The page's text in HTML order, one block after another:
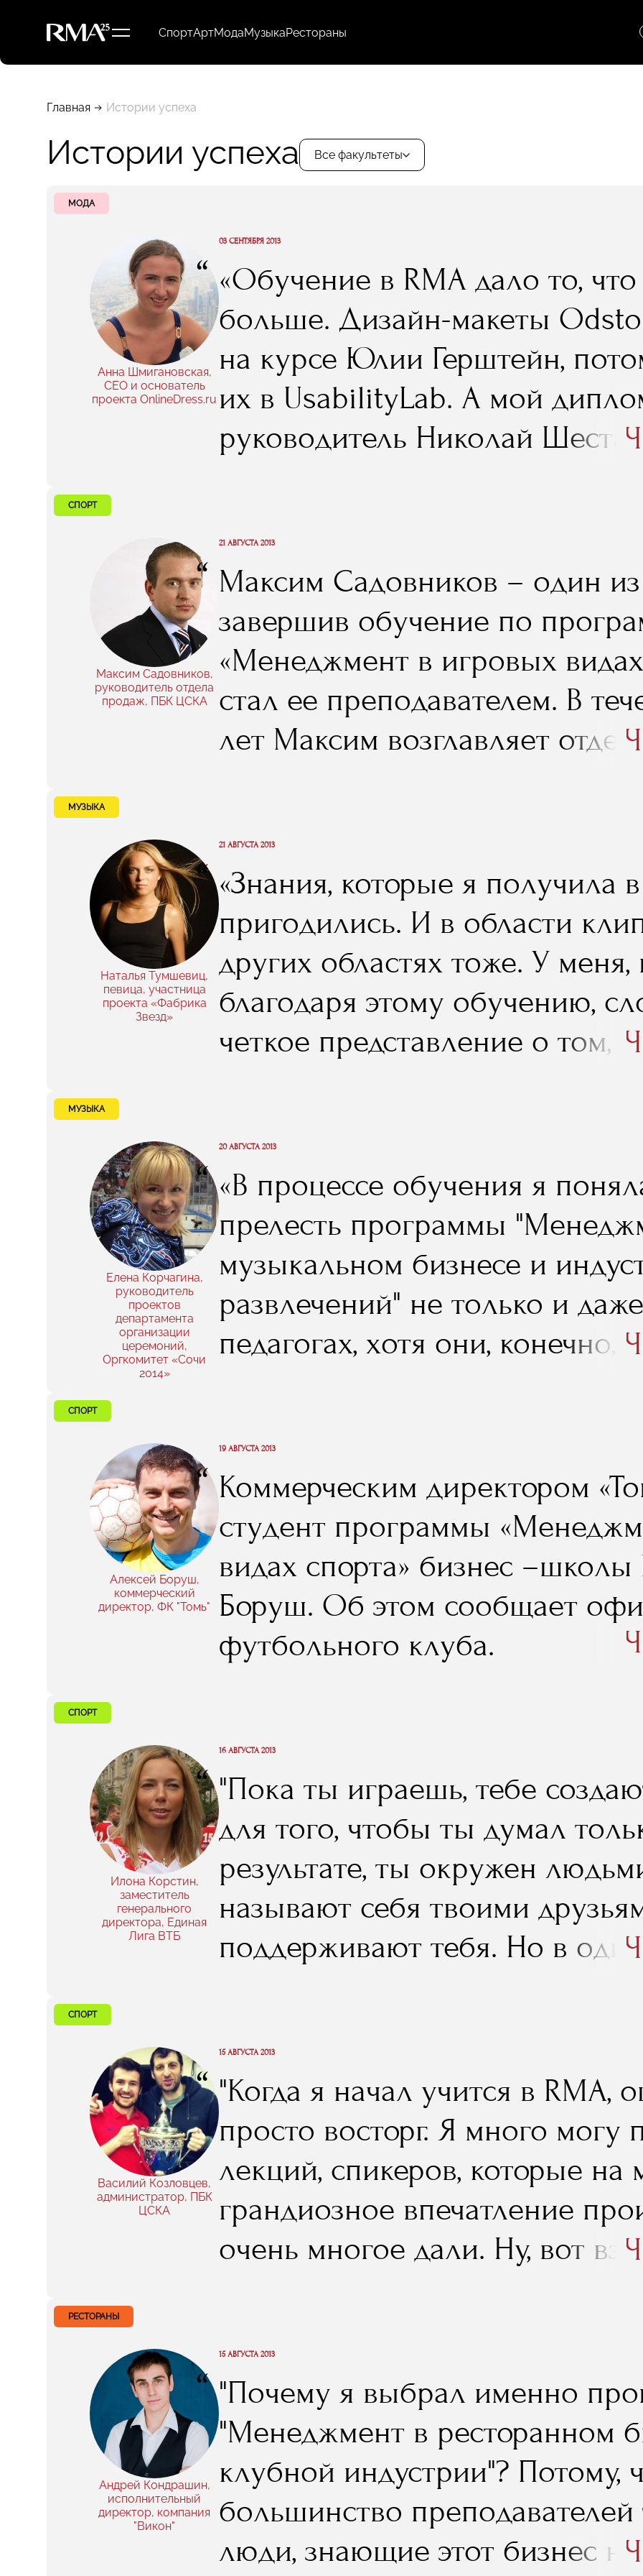
СпортАртМодаМузыкаРестораны
Главная Истории успеха
Истории успеха Все факультеты
МОДА
Анна Шмигановская,
CEO и основатель
проекта OnlineDress.ru
“
03 СЕНТЯБРЯ 2013
«Обучение в RMA дало то,
больше. Дизайн-макеты
на курсе Юлии Герштейн,
их в UsabilityLab. А мой
руководитель Николай
как должен работать наш
рассказанные им на занятиях,
ежедневно».
СПОРТ
Максим Садовников,
руководитель отдела
продаж, ПБК ЦСКА
“
21 АВГУСТА 2013
Максим Садовников – один из
завершив обучение по
«Менеджмент в игровых
стал ее преподавателем. В
лет Максим возглавляет
лекции на тему
спортивного клуба». Ниже вы
ознакомиться с отчетом о
провел в октябре 2007 года.
МУЗЫКА
Наталья Тумшевиц,
певица, участница
проекта «Фабрика
Звезд»
“
21 АВГУСТА 2013
«Знания, которые я получила
пригодились. И в области
других областях тоже. У
благодаря этому обучению,
четкое представление о том,
одурачить меня, запросить
за аренду аппаратуры, было
невозможно».
МУЗЫКА
Елена Корчагина,
руководитель
проектов
департамента
организации
церемоний,
Оргкомитет «Сочи
2014»
“
20 АВГУСТА 2013
«В процессе обучения я
прелесть программы
музыкальном бизнесе и
развлечений" не только и
педагогах, хотя они, конечно,
если бы все ограничивалось
семинарами,
туда, послушать было бы,
Но – не более того. Поэтому,
главную ценность
разработчики программы
в стажировках на самых
интересных событиях,
какие только есть в нашем
СПОРТ
Алексей Боруш,
коммерческий
директор, ФК "Томь"
“
19 АВГУСТА 2013
Коммерческим директором
студент программы
видах спорта» бизнес –школы
Боруш. Об этом сообщает
футбольного клуба.
СПОРТ
Илона Корстин,
заместитель
генерального
директора, Единая
Лига ВТБ
“
16 АВГУСТА 2013
"Пока ты играешь, тебе
для того, чтобы ты думал
результате, ты окружен
называют себя твоими
поддерживают тебя. Но в
придется самостоятельно. С
программа «Менеджмент в
спорта» хороша тем, что
спортсменам, завершившим
индустрии"
СПОРТ
Василий Козловцев,
администратор, ПБК
ЦСКА
“
15 АВГУСТА 2013
"Когда я начал учится в
просто восторг. Я много могу
лекций, спикеров, которые на
грандиозное впечатление
очень многое дали. Ну, вот
специально для нас приезжал,
занятия проводил – кроме как
такого никто не
РЕСТОРАНЫ
Андрей Кондрашин,
исполнительный
директор, компания
"Викон"
“
15 АВГУСТА 2013
"Почему я выбрал именно
"Менеджмент в ресторанном
клубной индустрии"? Потому,
большинство
люди, знающие этот бизнес